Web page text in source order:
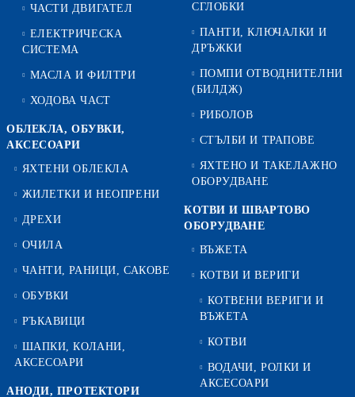
ЧАСТИ ДВИГАТЕЛ
ЕЛЕКТРИЧЕСКА
СИСТЕМА
МАСЛА И ФИЛТРИ
ХОДОВА ЧАСТ
ОБЛЕКЛА, ОБУВКИ,
АКСЕСОАРИ
ЯХТЕНИ ОБЛЕКЛА
ЖИЛЕТКИ И НЕОПРЕНИ
ДРЕХИ
ОЧИЛА
ЧАНТИ, РАНИЦИ, САКОВЕ
ОБУВКИ
РЪКАВИЦИ
ШАПКИ, КОЛАНИ,
АКСЕСОАРИ
АНОДИ, ПРОТЕКТОРИ
СГЛОБКИ
ПАНТИ, КЛЮЧАЛКИ И
ДРЪЖКИ
ПОМПИ ОТВОДНИТЕЛНИ
(БИЛДЖ)
РИБОЛОВ
СТЪЛБИ И ТРАПОВЕ
ЯХТЕНО И ТАКЕЛАЖНО
ОБОРУДВАНЕ
КОТВИ И ШВАРТОВО
ОБОРУДВАНЕ
ВЪЖЕТА
КОТВИ И ВЕРИГИ
КОТВЕНИ ВЕРИГИ И
ВЪЖЕТА
КОТВИ
ВОДАЧИ, РОЛКИ И
АКСЕСОАРИ